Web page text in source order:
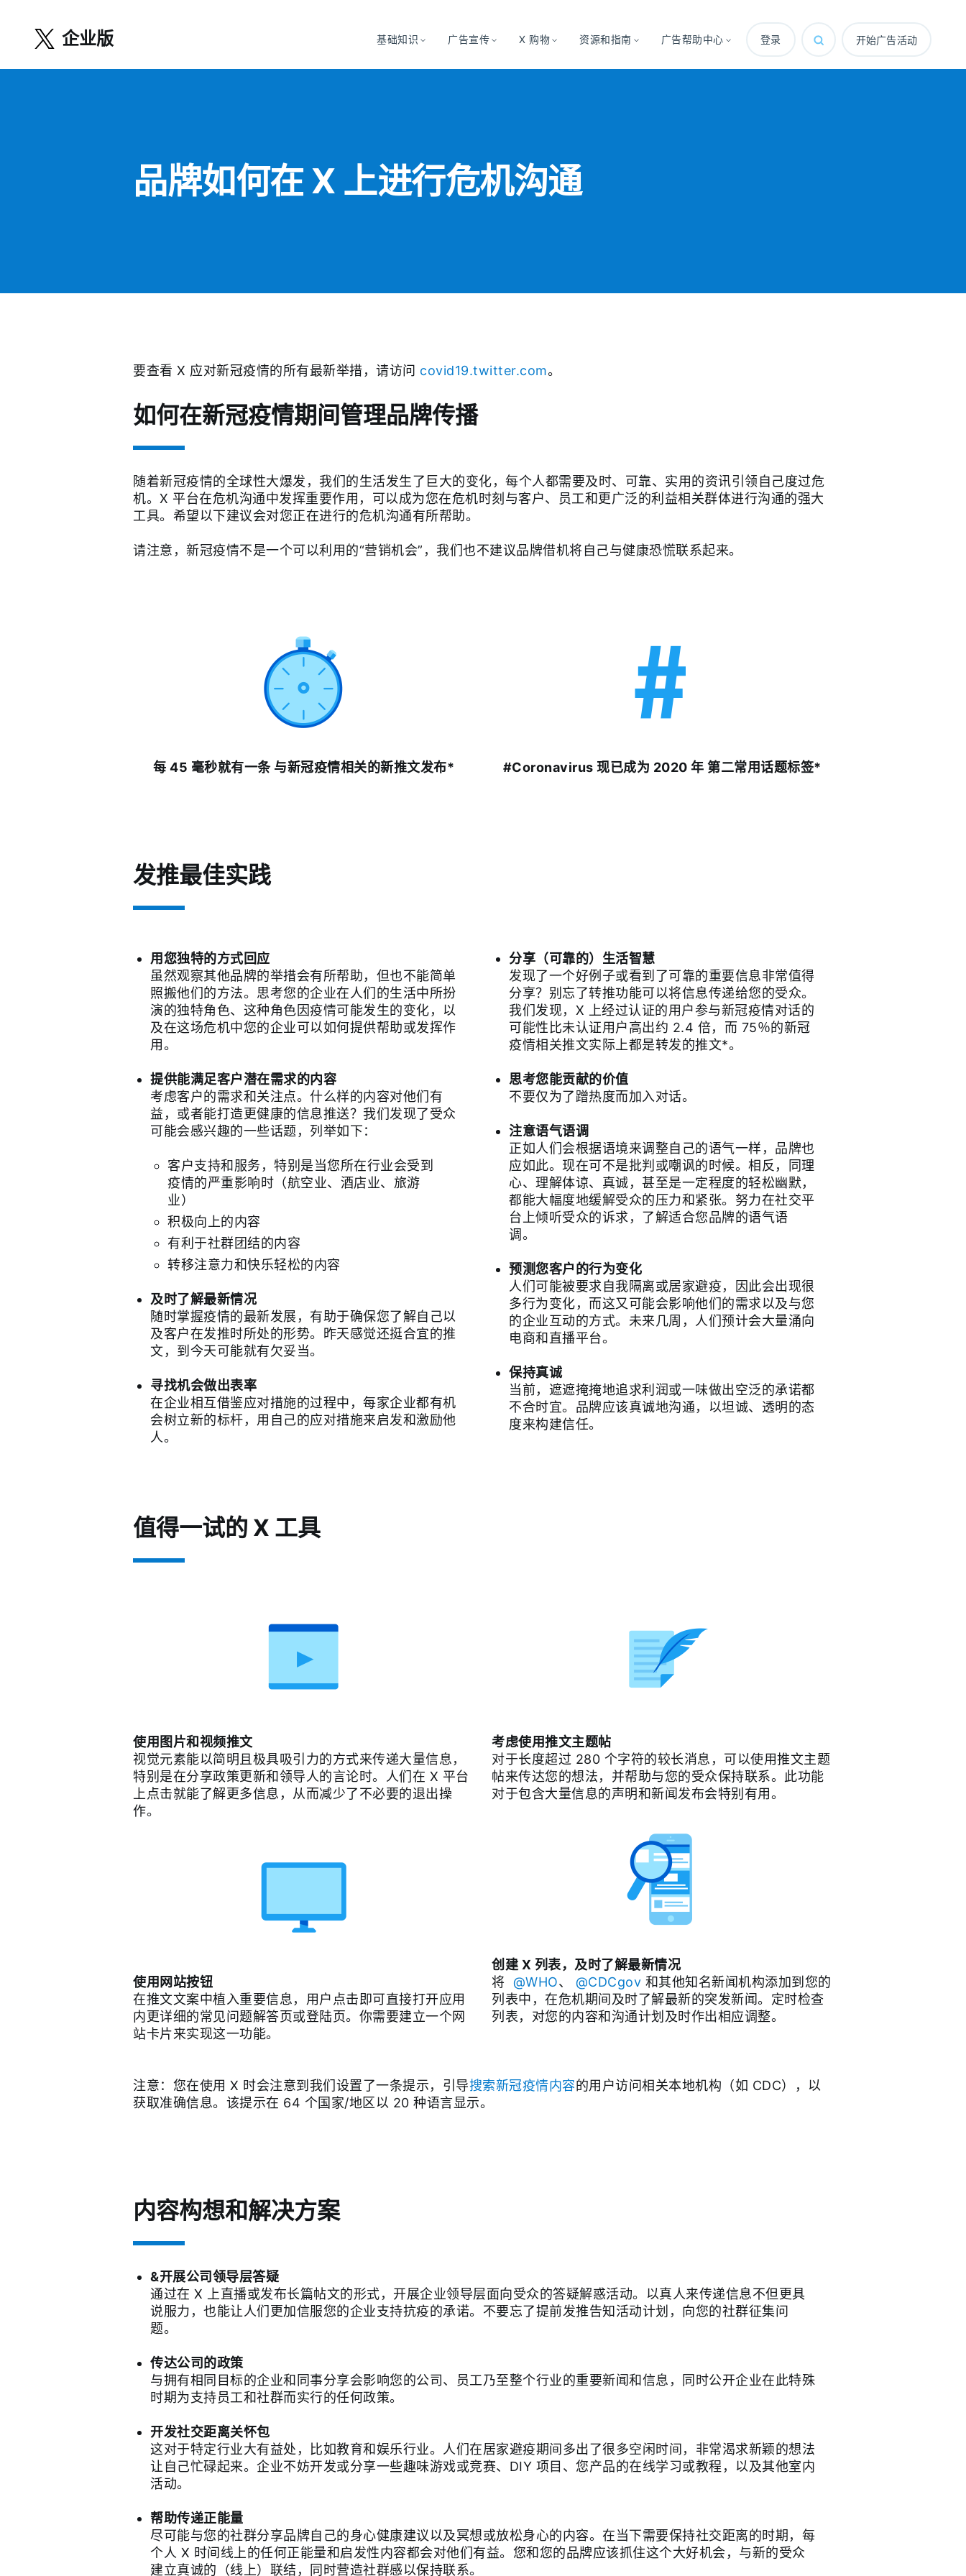
企业版 基础知识 广告宣传 X 购物 资源和指南 广告帮助中心 登录 开始广告活动
品牌如何在 X 上进行危机沟通
要查看 X 应对新冠疫情的所有最新举措，请访问 covid19.twitter.com。
如何在新冠疫情期间管理品牌传播
随着新冠疫情的全球性大爆发，我们的生活发生了巨大的变化，每个人都需要及时、可靠、实用的资讯引领自己度过危
机。X 平台在危机沟通中发挥重要作用，可以成为您在危机时刻与客户、员工和更广泛的利益相关群体进行沟通的强大
工具。希望以下建议会对您正在进行的危机沟通有所帮助。
请注意，新冠疫情不是一个可以利用的“营销机会”，我们也不建议品牌借机将自己与健康恐慌联系起来。
每 45 毫秒就有一条 与新冠疫情相关的新推文发布* #Coronavirus 现已成为 2020 年 第二常用话题标签*
发推最佳实践
用您独特的方式回应
虽然观察其他品牌的举措会有所帮助，但也不能简单
照搬他们的方法。思考您的企业在人们的生活中所扮
演的独特角色、这种角色因疫情可能发生的变化，以
及在这场危机中您的企业可以如何提供帮助或发挥作
用。
提供能满足客户潜在需求的内容
考虑客户的需求和关注点。什么样的内容对他们有
益，或者能打造更健康的信息推送？我们发现了受众
可能会感兴趣的一些话题，列举如下：
客户支持和服务，特别是当您所在行业会受到
疫情的严重影响时（航空业、酒店业、旅游
业）
积极向上的内容
有利于社群团结的内容
转移注意力和快乐轻松的内容
及时了解最新情况
随时掌握疫情的最新发展，有助于确保您了解自己以
及客户在发推时所处的形势。昨天感觉还挺合宜的推
文，到今天可能就有欠妥当。
寻找机会做出表率
在企业相互借鉴应对措施的过程中，每家企业都有机
会树立新的标杆，用自己的应对措施来启发和激励他
人。
分享（可靠的）生活智慧
发现了一个好例子或看到了可靠的重要信息非常值得
分享？别忘了转推功能可以将信息传递给您的受众。
我们发现，X 上经过认证的用户参与新冠疫情对话的
可能性比未认证用户高出约 2.4 倍，而 75％的新冠
疫情相关推文实际上都是转发的推文*。
思考您能贡献的价值
不要仅为了蹭热度而加入对话。
注意语气语调
正如人们会根据语境来调整自己的语气一样，品牌也
应如此。现在可不是批判或嘲讽的时候。相反，同理
心、理解体谅、真诚，甚至是一定程度的轻松幽默，
都能大幅度地缓解受众的压力和紧张。努力在社交平
台上倾听受众的诉求，了解适合您品牌的语气语
调。
预测您客户的行为变化
人们可能被要求自我隔离或居家避疫，因此会出现很
多行为变化，而这又可能会影响他们的需求以及与您
的企业互动的方式。未来几周，人们预计会大量涌向
电商和直播平台。
保持真诚
当前，遮遮掩掩地追求利润或一味做出空泛的承诺都
不合时宜。品牌应该真诚地沟通，以坦诚、透明的态
度来构建信任。
值得一试的 X 工具
使用图片和视频推文
视觉元素能以简明且极具吸引力的方式来传递大量信息，
特别是在分享政策更新和领导人的言论时。人们在 X 平台
上点击就能了解更多信息，从而减少了不必要的退出操
作。
使用网站按钮
在推文文案中植入重要信息，用户点击即可直接打开应用
内更详细的常见问题解答页或登陆页。你需要建立一个网
站卡片来实现这一功能。
考虑使用推文主题帖
对于长度超过 280 个字符的较长消息，可以使用推文主题
帖来传达您的想法，并帮助与您的受众保持联系。此功能
对于包含大量信息的声明和新闻发布会特别有用。
创建 X 列表，及时了解最新情况
将 @WHO、 @CDCgov 和其他知名新闻机构添加到您的
列表中，在危机期间及时了解最新的突发新闻。定时检查
列表，对您的内容和沟通计划及时作出相应调整。
注意：您在使用 X 时会注意到我们设置了一条提示，引导搜索新冠疫情内容的用户访问相关本地机构（如 CDC），以
获取准确信息。该提示在 64 个国家/地区以 20 种语言显示。
内容构想和解决方案
&开展公司领导层答疑
通过在 X 上直播或发布长篇帖文的形式，开展企业领导层面向受众的答疑解惑活动。以真人来传递信息不但更具
说服力，也能让人们更加信服您的企业支持抗疫的承诺。不要忘了提前发推告知活动计划，向您的社群征集问
题。
传达公司的政策
与拥有相同目标的企业和同事分享会影响您的公司、员工乃至整个行业的重要新闻和信息，同时公开企业在此特殊
时期为支持员工和社群而实行的任何政策。
开发社交距离关怀包
这对于特定行业大有益处，比如教育和娱乐行业。人们在居家避疫期间多出了很多空闲时间，非常渴求新颖的想法
让自己忙碌起来。企业不妨开发或分享一些趣味游戏或竞赛、DIY 项目、您产品的在线学习或教程，以及其他室内
活动。
帮助传递正能量
尽可能与您的社群分享品牌自己的身心健康建议以及冥想或放松身心的内容。在当下需要保持社交距离的时期，每
个人 X 时间线上的任何正能量和启发性内容都会对他们有益。您和您的品牌应该抓住这个大好机会，与新的受众
建立真诚的（线上）联结，同时营造社群感以保持联系。